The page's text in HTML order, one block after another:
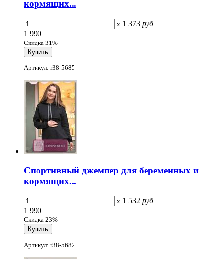
кормящих...
x 1 373 руб
1 990
Скидка 31%
Артикул: r38-5685
Спортивный джемпер для беременных и
кормящих...
x 1 532 руб
1 990
Скидка 23%
Артикул: r38-5682